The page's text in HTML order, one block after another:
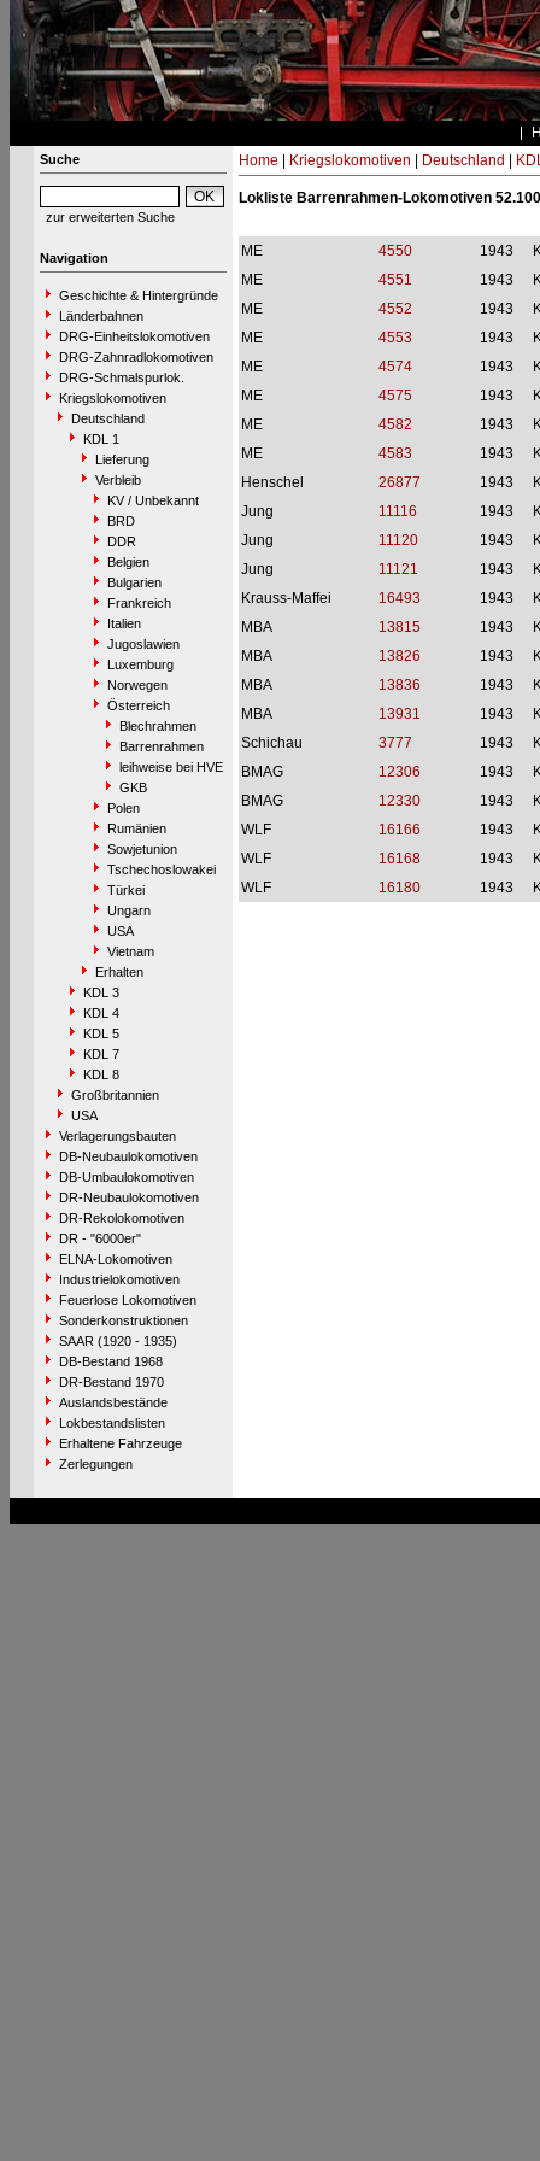
Suche
zur erweiterten Suche
Navigation
Geschichte & Hintergründe
Länderbahnen
DRG-Einheitslokomotiven
DRG-Zahnradlokomotiven
DRG-Schmalspurlok.
Kriegslokomotiven
Deutschland
KDL 1
Lieferung
Verbleib
KV / Unbekannt
BRD
DDR
Belgien
Bulgarien
Frankreich
Italien
Jugoslawien
Luxemburg
Norwegen
Österreich
Blechrahmen
Barrenrahmen
leihweise bei HVE
GKB
Polen
Rumänien
Sowjetunion
Tschechoslowakei
Türkei
Ungarn
USA
Vietnam
Erhalten
KDL 3
KDL 4
KDL 5
KDL 7
KDL 8
Großbritannien
USA
Verlagerungsbauten
DB-Neubaulokomotiven
DB-Umbaulokomotiven
DR-Neubaulokomotiven
DR-Rekolokomotiven
DR - "6000er"
ELNA-Lokomotiven
Industrielokomotiven
Feuerlose Lokomotiven
Sonderkonstruktionen
SAAR (1920 - 1935)
DB-Bestand 1968
DR-Bestand 1970
Auslandsbestände
Lokbestandslisten
Erhaltene Fahrzeuge
Zerlegungen
Home Kriegslokomotiven Deutschland
Lokliste Barrenrahmen-Lokomotiven
ME 4550 1943
ME
4551 1943
ME
4552 1943
ME
4553 1943
ME
4574 1943
ME
4575 1943
ME
4582 1943
ME
4583 1943
Henschel
26877 1943
Jung
11116 1943
Jung
11120 1943
Jung
11121 1943
Krauss-Maffei
16493 1943
MBA
13815 1943
MBA
13826 1943
MBA
13836 1943
MBA
13931 1943
Schichau
3777 1943
BMAG
12306 1943
BMAG
12330 1943
WLF
16166 1943
WLF
16168 1943
WLF
16180 1943